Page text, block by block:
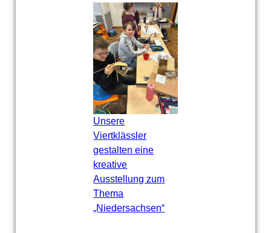
Unsere
Viertklässler
gestalten eine
kreative
Ausstellung zum
Thema
„Niedersachsen“